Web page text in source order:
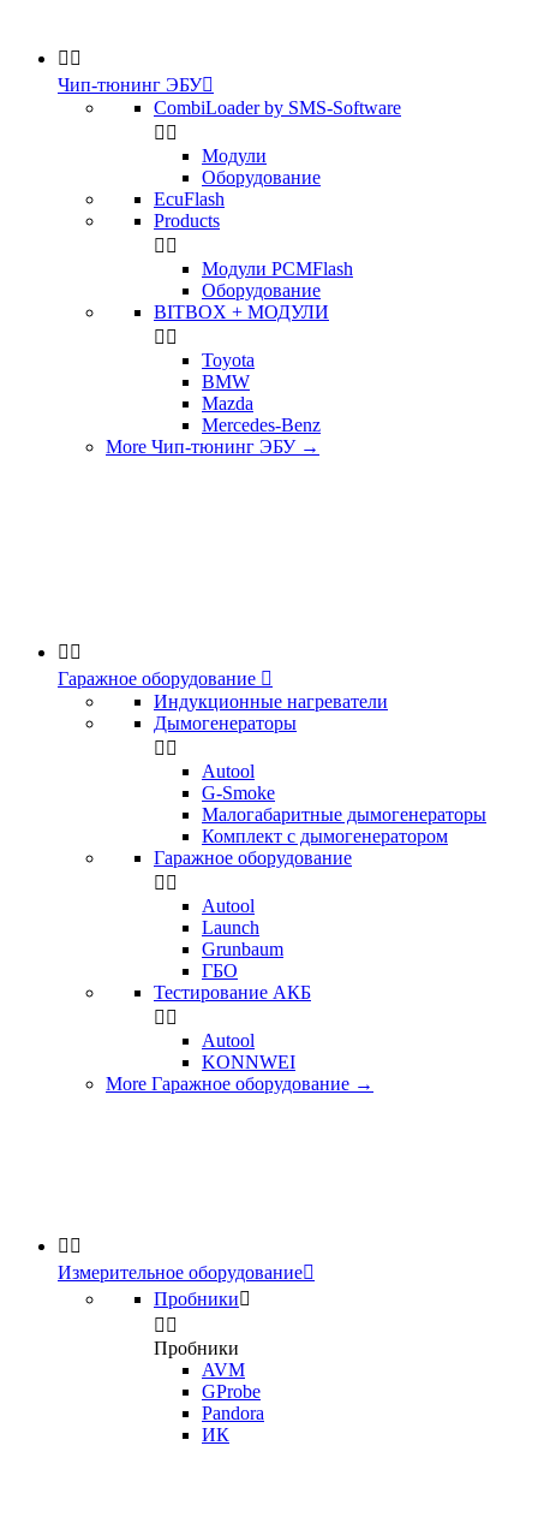
 
Чип-тюнинг ЭБУ
CombiLoader by SMS-Software
 
Модули
Оборудование
EcuFlash
Products
 
Модули PCMFlash
Оборудование
BITBOX + МОДУЛИ
 
Toyota
BMW
Mazda
Mercedes-Benz
More Чип-тюнинг ЭБУ →
 
Гаражное оборудование 
Индукционные нагреватели
Дымогенераторы
 
Аutool
G-Smoke
Малогабаритные дымогенераторы
Комплект с дымогенератором
Гаражное оборудование
 
Autool
Launch
Grunbaum
ГБО
Тестирование АКБ
 
Autool
KONNWEI
More Гаражное оборудование →
 
Измерительное оборудование
Пробники
 
Пробники
AVM
GProbe
Pandora
ИК